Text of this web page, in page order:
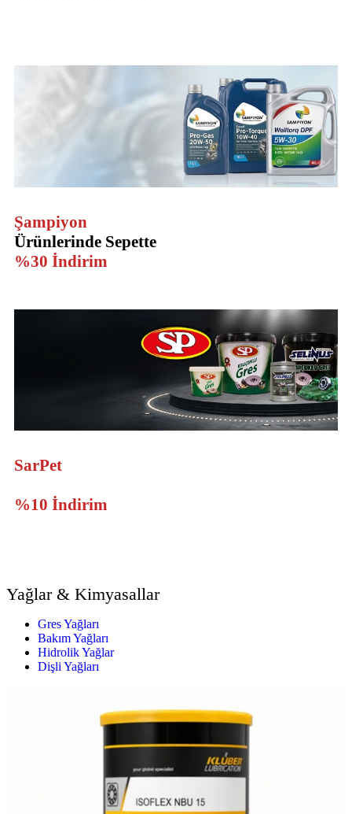
Şampiyon
Ürünlerinde Sepette
%30 İndirim
SarPet
%10 İndirim
Yağlar & Kimyasallar
Gres Yağları
Bakım Yağları
Hidrolik Yağlar
Dişli Yağları